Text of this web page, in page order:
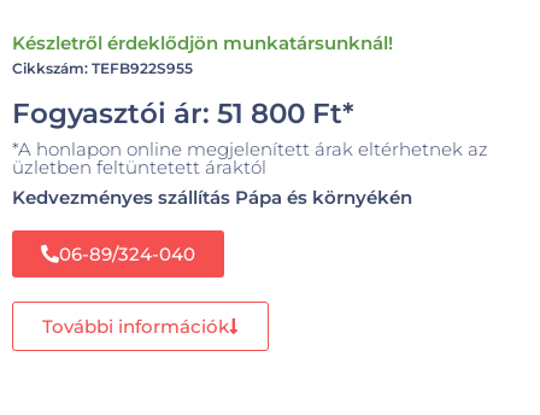
Készletről érdeklődjön munkatársunknál!
Cikkszám: TEFB922S955
Fogyasztói ár: 51 800 Ft*
*A honlapon online megjelenített árak eltérhetnek az
üzletben feltüntetett áraktól
Kedvezményes szállítás Pápa és környékén
06-89/324-040
További információk